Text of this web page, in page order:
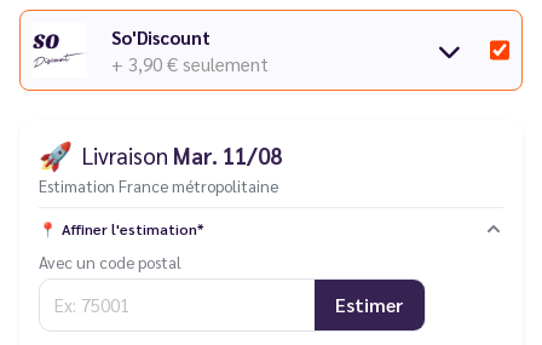
So'Discount
+ 3,90 € seulement
🚀 Livraison Mar. 11/08
Estimation France métropolitaine
📍 Affiner l'estimation*
Avec un code postal
Estimer